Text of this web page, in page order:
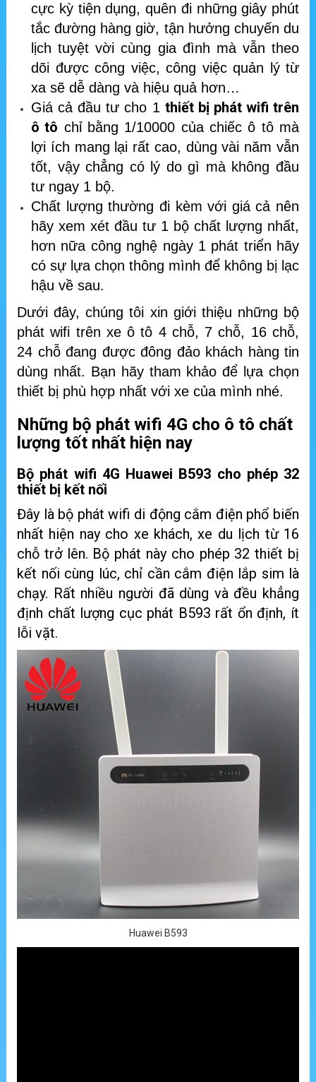
cực kỳ tiện dụng, quên đi những giây phút
tắc đường hàng giờ, tận hưởng chuyến du
lịch tuyệt vời cùng gia đình mà vẫn theo
dõi được công việc, công việc quản lý từ
xa sẽ dễ dàng và hiệu quả hơn…
Giá cả đầu tư cho 1 thiết bị phát wifi trên
ô tô chỉ bằng 1/10000 của chiếc ô tô mà
lợi ích mang lại rất cao, dùng vài năm vẫn
tốt, vậy chẳng có lý do gì mà không đầu
tư ngay 1 bộ.
Chất lượng thường đi kèm với giá cả nên
hãy xem xét đầu tư 1 bộ chất lượng nhất,
hơn nữa công nghệ ngày 1 phát triển hãy
có sự lựa chọn thông mình để không bị lạc
hậu về sau.
Dưới đây, chúng tôi xin giới thiệu những bộ
phát wifi trên xe ô tô 4 chỗ, 7 chỗ, 16 chỗ,
24 chỗ đang được đông đảo khách hàng tin
dùng nhất. Bạn hãy tham khảo để lựa chọn
thiết bị phù hợp nhất với xe của mình nhé.
Những bộ phát wifi 4G cho ô tô chất
lượng tốt nhất hiện nay
Bộ phát wifi 4G Huawei B593 cho phép 32
thiết bị kết nối
Đây là bộ phát wifi di động cắm điện phổ biến
nhất hiện nay cho xe khách, xe du lịch từ 16
chỗ trở lên. Bộ phát này cho phép 32 thiết bị
kết nối cùng lúc, chỉ cần cắm điện lắp sim là
chạy. Rất nhiều người đã dùng và đều khẳng
định chất lượng cục phát B593 rất ổn định, ít
lỗi vặt.
Huawei B593